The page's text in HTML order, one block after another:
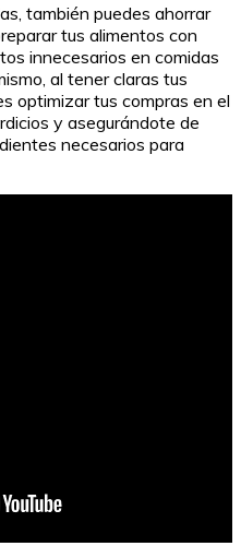
también puedes ahorrar
tus alimentos con
innecesarios en comidas
al tener claras tus
optimizar tus compras en el
y asegurándote de
necesarios para